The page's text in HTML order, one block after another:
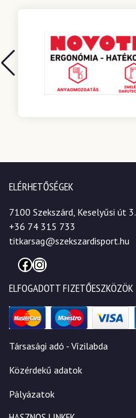
ELÉRHETŐSÉGEK
7100 Szekszárd, Keselyűsi út 3.
+36 74 315 733
titkarsag@szekszardisport.hu
Facebook
Instagram
ELFOGADOTT FIZETŐESZKÖZÖK
Társasági adó - Vízilabda
Közérdekű adatok
Pályázatok